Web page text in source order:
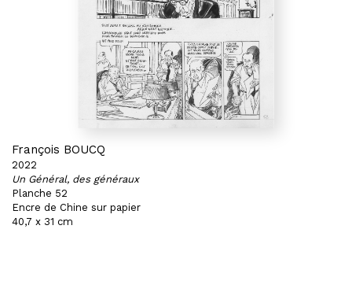
François BOUCQ
2022
Un Général, des généraux
Planche 52
Encre de Chine sur papier
40,7 x 31 cm